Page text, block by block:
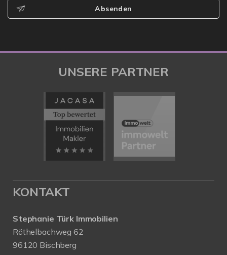
Absenden
UNSERE PARTNER
KONTAKT
Stephanie Türk Immobilien
Röthelbachweg 62
96120 Bischberg